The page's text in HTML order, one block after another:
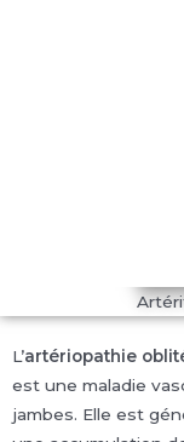
L’artériopathie
est une maladie
jambes. Elle est